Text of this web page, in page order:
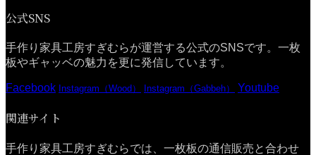
公式SNS
手作り家具工房すぎむらが運営する公式のSNSです。一枚
板やギャッベの魅力を更に発信しています。
Facebook Instagram（Wood） Instagram（Gabbeh） Youtube
関連サイト
手作り家具工房すぎむらでは、一枚板の通信販売と合わせ